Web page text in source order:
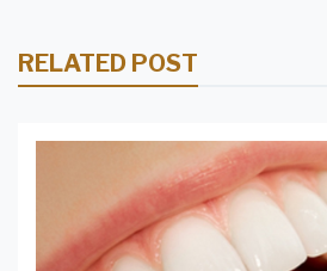
RELATED POST